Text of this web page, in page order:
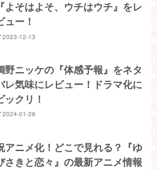
『よそはよそ、ウチはウチ』をレ
ュー！
2023-12-13
野ニッケの『体感予報』をネタ
レ気味にレビュー！ドラマ化に
ックリ！
2024-01-26
アニメ化！どこで見れる？『ゆ
さきと恋々』の最新アニメ情報